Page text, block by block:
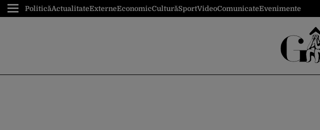
PoliticăActualitateExterneEconomicCulturăSportVideoComunicateEvenimente